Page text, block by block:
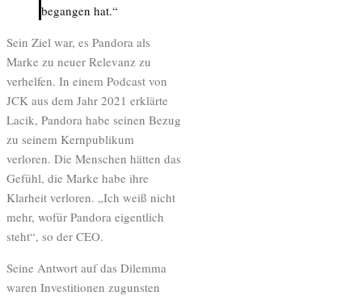
begangen hat.“
Sein Ziel war, es Pandora als
Marke zu neuer Relevanz zu
verhelfen. In einem Podcast von
JCK aus dem Jahr 2021 erklärte
Lacik, Pandora habe seinen Bezug
zu seinem Kernpublikum
verloren. Die Menschen hätten das
Gefühl, die Marke habe ihre
Klarheit verloren. „Ich weiß nicht
mehr, wofür Pandora eigentlich
steht“, so der CEO.
Seine Antwort auf das Dilemma
waren Investitionen zugunsten